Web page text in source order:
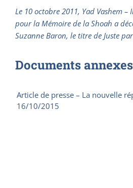
Le 10 octobre 2011, Yad Vashem
pour la Mémoire de la Shoah a
Suzanne Baron, le titre de Juste
Documents annexes
Article de presse – La nouvelle
16/10/2015